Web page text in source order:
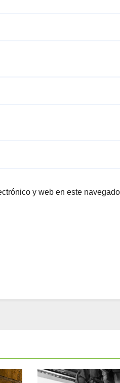
y web en este